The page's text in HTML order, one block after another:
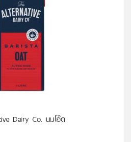
Dairy Co. นมโอ๊ต